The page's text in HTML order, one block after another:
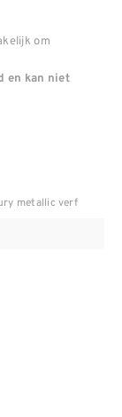
om
en kan niet
metallic verf